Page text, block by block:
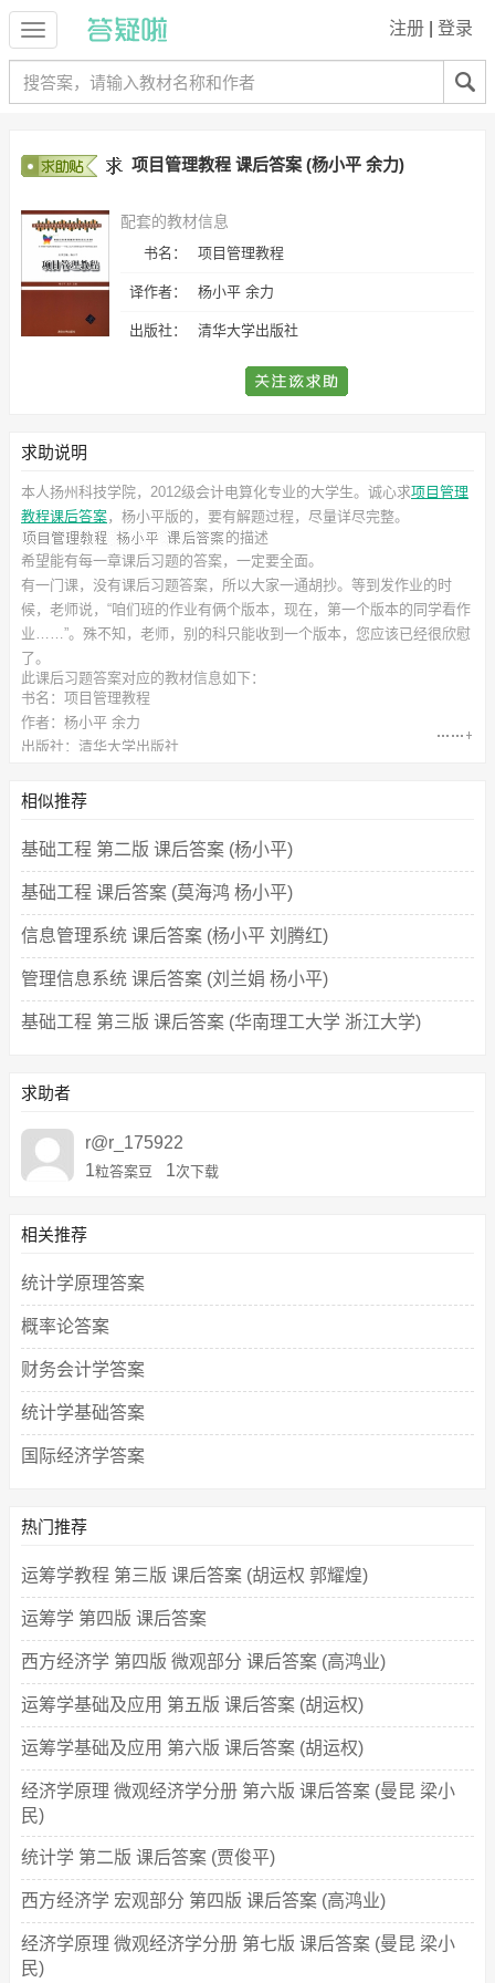
注册 登录
项目管理教程 课后答案 (杨小平 余力)
配套的教材信息
书名： 项目管理教程
译作者： 杨小平 余力
出版社： 清华大学出版社
求助说明
本人扬州科技学院，2012级会计电算化专业的大学生。诚心求项目管理
教程课后答案，杨小平版的，要有解题过程，尽量详尽完整。
的描述
希望能有每一章课后习题的答案，一定要全面。
有一门课，没有课后习题答案，所以大家一通胡抄。等到发作业的时
候，老师说，“咱们班的作业有俩个版本，现在，第一个版本的同学看作
业……”。殊不知，老师，别的科只能收到一个版本，您应该已经很欣慰
了。
此课后习题答案对应的教材信息如下：
书名：项目管理教程
作者：杨小平 余力
出版社：清华大学出版社
相似推荐
基础工程 第二版 课后答案 (杨小平)
基础工程 课后答案 (莫海鸿 杨小平)
信息管理系统 课后答案 (杨小平 刘腾红)
管理信息系统 课后答案 (刘兰娟 杨小平)
基础工程 第三版 课后答案 (华南理工大学 浙江大学)
求助者
r@r_175922
1粒答案豆 1次下载
相关推荐
统计学原理答案
概率论答案
财务会计学答案
统计学基础答案
国际经济学答案
热门推荐
运筹学教程 第三版 课后答案 (胡运权 郭耀煌)
运筹学 第四版 课后答案
西方经济学 第四版 微观部分 课后答案 (高鸿业)
运筹学基础及应用 第五版 课后答案 (胡运权)
运筹学基础及应用 第六版 课后答案 (胡运权)
经济学原理 微观经济学分册 第六版 课后答案 (曼昆 梁小
民)
统计学 第二版 课后答案 (贾俊平)
西方经济学 宏观部分 第四版 课后答案 (高鸿业)
经济学原理 微观经济学分册 第七版 课后答案 (曼昆 梁小
民)